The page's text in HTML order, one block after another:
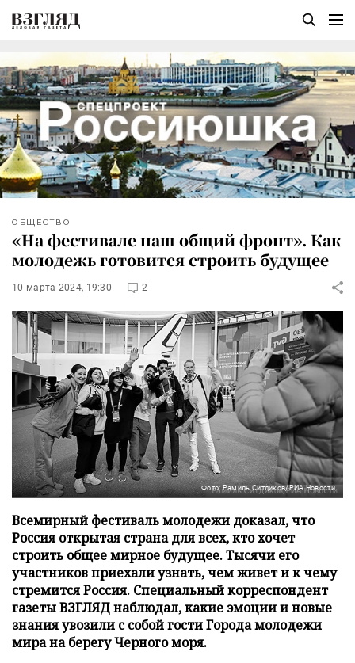
ОБЩЕСТВО
«На фестивале наш общий фронт». Как
молодежь готовится строить будущее
10 марта 2024, 19:30 2
Фото: Рамиль Ситдиков/РИА Новости
Всемирный фестиваль молодежи доказал, что
Россия открытая страна для всех, кто хочет
строить общее мирное будущее. Тысячи его
участников приехали узнать, чем живет и к чему
стремится Россия. Специальный корреспондент
газеты ВЗГЛЯД наблюдал, какие эмоции и новые
знания увозили с собой гости Города молодежи
мира на берегу Черного моря.